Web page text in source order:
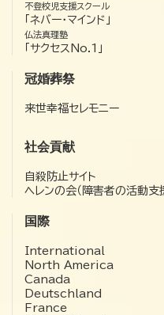
不登校児支援スクール
「ネバー・マインド」
仏法真理塾
「サクセスNo.1」
冠婚葬祭
来世幸福セレモニー
社会貢献
自殺防止サイト
ヘレンの会（障害者の活動支
国際
International
North America
Canada
Deutschland
France